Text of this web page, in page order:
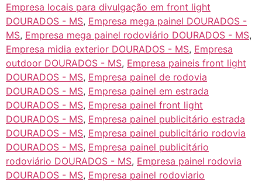
Empresa locais para divulgação em front light
DOURADOS - MS, Empresa mega painel DOURADOS -
MS, Empresa mega painel rodoviário DOURADOS - MS,
Empresa midia exterior DOURADOS - MS, Empresa
outdoor DOURADOS - MS, Empresa paineis front light
DOURADOS - MS, Empresa painel de rodovia
DOURADOS - MS, Empresa painel em estrada
DOURADOS - MS, Empresa painel front light
DOURADOS - MS, Empresa painel publicitário estrada
DOURADOS - MS, Empresa painel publicitário rodovia
DOURADOS - MS, Empresa painel publicitário
rodoviário DOURADOS - MS, Empresa painel rodovia
DOURADOS - MS, Empresa painel rodoviario